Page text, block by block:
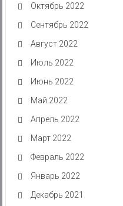
Октябрь 2022
Сентябрь 2022
Август 2022
Июль 2022
Июнь 2022
Май 2022
Апрель 2022
Март 2022
Февраль 2022
Январь 2022
Декабрь 2021